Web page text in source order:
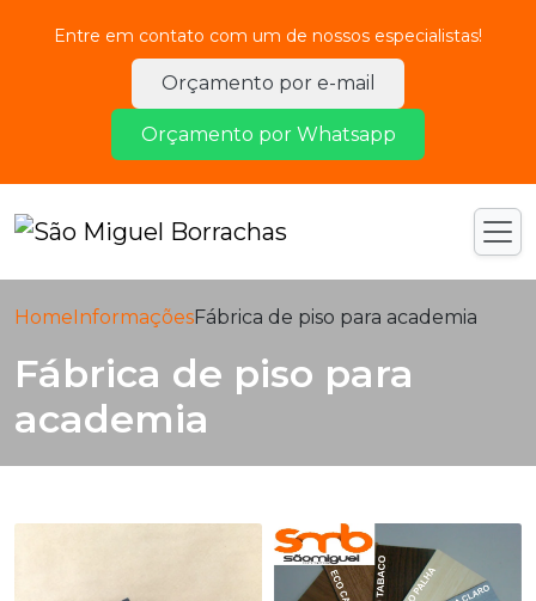
Entre em contato com um de nossos especialistas!
Orçamento por e-mail
Orçamento por Whatsapp
HomeInformaçõesFábrica de piso para academia
Fábrica de piso para
academia